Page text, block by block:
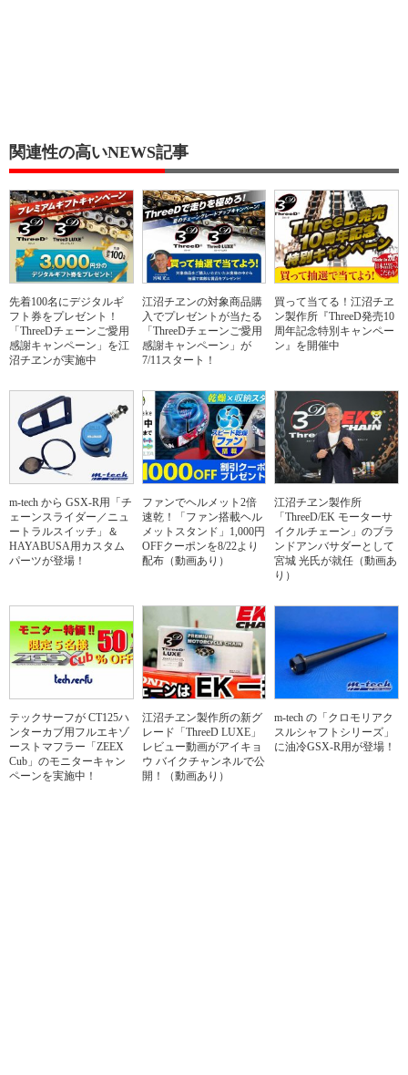
関連性の高いNEWS記事
先着100名にデジタルギ
フト券をプレゼント！
「ThreeDチェーンご愛用
感謝キャンペーン」を江
沼チヱンが実施中
江沼チヱンの対象商品購
入でプレゼントが当たる
「ThreeDチェーンご愛用
感謝キャンペーン」が
7/11スタート！
買って当てる！江沼チヱ
ン製作所『ThreeD発売10
周年記念特別キャンペー
ン』を開催中
m-tech から GSX-R用「チ
ェーンスライダー／ニュ
ートラルスイッチ」＆
HAYABUSA用カスタム
パーツが登場！
ファンでヘルメット2倍
速乾！「ファン搭載ヘル
メットスタンド」1,000円
OFFクーポンを8/22より
配布（動画あり）
江沼チヱン製作所
「ThreeD/EK モーターサ
イクルチェーン」のブラ
ンドアンバサダーとして
宮城 光氏が就任（動画あ
り）
テックサーフが CT125ハ
ンターカブ用フルエキゾ
ーストマフラー「ZEEX
Cub」のモニターキャン
ペーンを実施中！
江沼チヱン製作所の新グ
レード「ThreeD LUXE」
レビュー動画がアイキョ
ウ バイクチャンネルで公
開！（動画あり）
m-tech の「クロモリアク
スルシャフトシリーズ」
に油冷GSX-R用が登場！